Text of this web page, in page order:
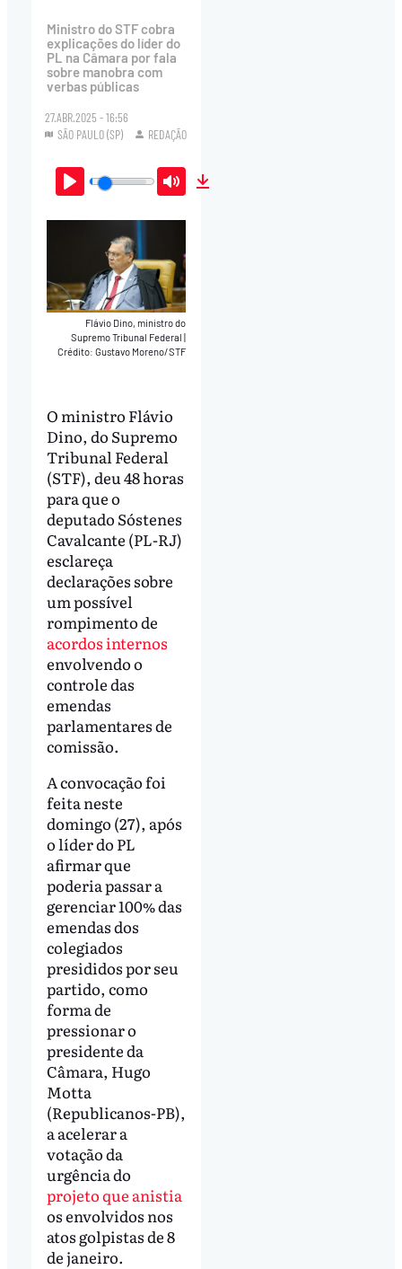
Ministro do STF cobra
explicações do líder do
PL na Câmara por fala
sobre manobra com
verbas públicas
27.ABR.2025 - 16:56
SÃO PAULO (SP)
REDAÇÃO
Play Mute
Flávio Dino, ministro do
Supremo Tribunal Federal
Crédito: Gustavo Moreno/STF
O ministro Flávio
Dino, do Supremo
Tribunal Federal
(STF), deu 48 horas
para que o
deputado Sóstenes
Cavalcante (PL-RJ)
esclareça
declarações sobre
um possível
rompimento de
acordos internos
envolvendo o
controle das
emendas
parlamentares de
comissão.
A convocação foi
feita neste
domingo (27), após
o líder do PL
afirmar que
poderia passar a
gerenciar 100% das
emendas dos
colegiados
presididos por seu
partido, como
forma de
pressionar o
presidente da
Câmara, Hugo
Motta
(Republicanos-PB),
a acelerar a
votação da
urgência do
projeto que anistia
os envolvidos nos
atos golpistas de 8
de janeiro.